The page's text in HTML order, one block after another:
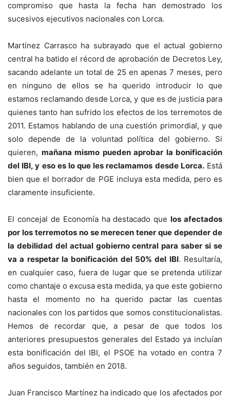
compromiso que hasta la fecha han demostrado los
sucesivos ejecutivos nacionales con Lorca.
Martínez Carrasco ha subrayado que el actual gobierno
central ha batido el récord de aprobación de Decretos Ley,
sacando adelante un total de 25 en apenas 7 meses, pero
en ninguno de ellos se ha querido introducir lo que
estamos reclamando desde Lorca, y que es de justicia para
quienes tanto han sufrido los efectos de los terremotos de
2011. Estamos hablando de una cuestión primordial, y que
solo depende de la voluntad política del gobierno. Si
quieren, mañana mismo pueden aprobar la bonificación
del IBI, y eso es lo que les reclamamos desde Lorca.Está
bien que el borrador de PGE incluya esta medida, pero es
claramente insuficiente.
El concejal de Economía ha destacado quelos afectados
por los terremotos no se merecen tener que depender de
la debilidad del actual gobierno central para saber si se
va a respetar la bonificación del 50% del IBI. Resultaría,
en cualquier caso, fuera de lugar que se pretenda utilizar
como chantaje o excusa esta medida, ya que este gobierno
hasta el momento no ha querido pactar las cuentas
nacionales con los partidos que somos constitucionalistas.
Hemos de recordar que, a pesar de que todos los
anteriores presupuestos generales del Estado ya incluían
esta bonificación del IBI, el PSOE ha votado en contra 7
años seguidos, también en 2018.
Juan Francisco Martínez ha indicado que los afectados por